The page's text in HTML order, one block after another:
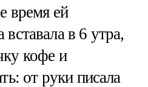
время ей
в 6 утра,
кофе и
от руки писала